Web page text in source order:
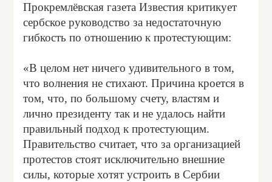
Прокремлёвская газета Известия критикует
сербское руководство за недостаточную
гибкость по отношению к протестующим:
«В целом нет ничего удивительного в том,
что волнения не стихают. Причина кроется в
том, что, по большому счету, властям и
лично президенту так и не удалось найти
правильный подход к протестующим.
Правительство считает, что за организацией
протестов стоят исключительно внешние
силы, которые хотят устроить в Сербии